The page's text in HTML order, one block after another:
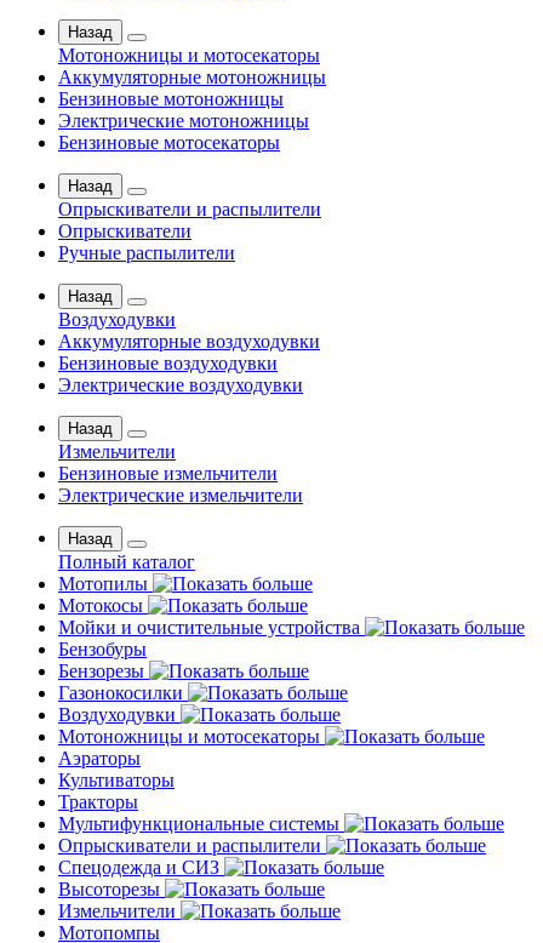
Назад
Мотоножницы и мотосекаторы
Аккумуляторные мотоножницы
Бензиновые мотоножницы
Электрические мотоножницы
Бензиновые мотосекаторы
Назад
Опрыскиватели и распылители
Опрыскиватели
Ручные распылители
Назад
Воздуходувки
Аккумуляторные воздуходувки
Бензиновые воздуходувки
Электрические воздуходувки
Назад
Измельчители
Бензиновые измельчители
Электрические измельчители
Назад
Полный каталог
Мотопилы
Мотокосы
Мойки и очистительные устройства
Бензобуры
Бензорезы
Газонокосилки
Воздуходувки
Мотоножницы и мотосекаторы
Аэраторы
Культиваторы
Тракторы
Мультифункциональные системы
Опрыскиватели и распылители
Спецодежда и СИЗ
Высоторезы
Измельчители
Мотопомпы